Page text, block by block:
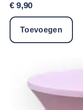
€9,90
Toevoegen